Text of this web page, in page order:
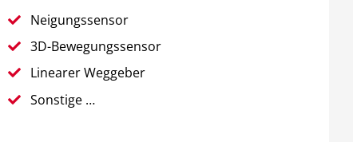
Neigungssensor
3D-Bewegungssensor
Linearer Weggeber
Sonstige …